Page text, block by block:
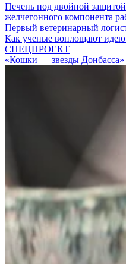
Печень под двойной
желчегонного компонента
Первый ветеринарный
Как ученые воплощают идею
СПЕЦПРОЕКТ
«Кошки — звезды Донбасса»